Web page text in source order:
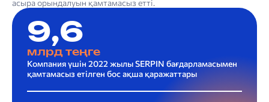
асыра орындалуын қамтамасыз етті.
9,6
млрд теңге
Компания үшін 2022 жылы SERPIN бағдарламасымен
қамтамасыз етілген бос ақша қаражаттары